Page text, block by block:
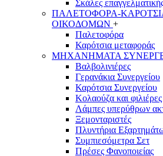
Σκάλες
ΠΑΛΕΤΟΦΟΡΑ-
ΟΙΚΟΔΟΜΩΝ +
Παλετοφόρα
Καρότσια μεταφοράς
ΜΗΧΑΝΗΜΑΤΑ
Βαλβολινιέρες
Γερανάκια Συνεργείου
Καρότσια Συνεργείου
Κολαούζα και φιλιέρες
Λάμπες υπερύθρων
Ξεμονταριστές
Πλυντήρια
Συμπιεσόμετρα Σετ
Πρέσες Φανοποιείας